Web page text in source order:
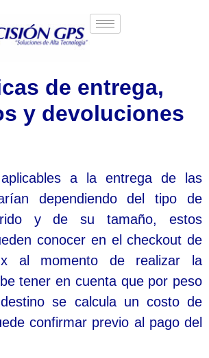
de entrega,
y devoluciones
a la entrega de las
dependiendo del tipo de
y de su tamaño, estos
conocer en el checkout de
al momento de realizar la
tener en cuenta que por peso
se calcula un costo de
confirmar previo al pago del